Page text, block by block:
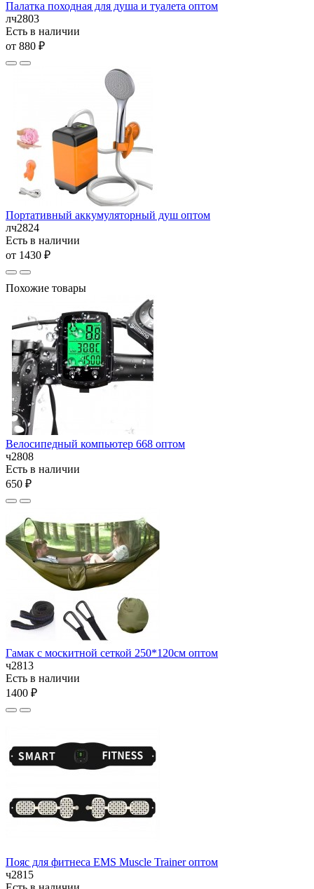
Палатка походная для душа и туалета оптом
лч2803
Есть в наличии
от 880 ₽
Портативный аккумуляторный душ оптом
лч2824
Есть в наличии
от 1430 ₽
Похожие товары
Велосипедный компьютер 668 оптом
ч2808
Есть в наличии
650 ₽
Гамак с москитной сеткой 250*120см оптом
ч2813
Есть в наличии
1400 ₽
Пояс для фитнеса EMS Muscle Trainer оптом
ч2815